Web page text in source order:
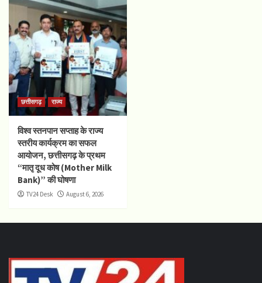
छत्तीसगढ़ राज्य
विश्व स्तनपान सप्ताह के राज्य
स्तरीय कार्यक्रम का सफल
आयोजन, छत्तीसगढ़ के प्रथम
“मातृ दूध कोष (Mother Milk
Bank)” की घोषणा
TV24 Desk August 6, 2026